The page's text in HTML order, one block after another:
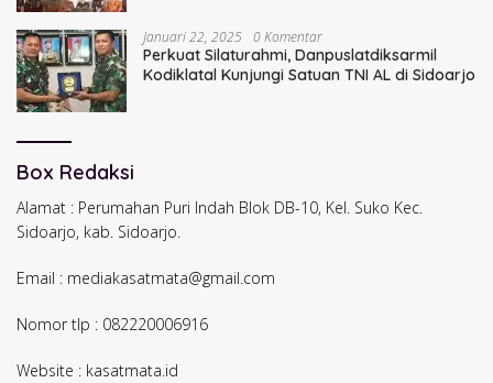
Januari 22, 2025 0 Komentar
Perkuat Silaturahmi, Danpuslatdiksarmil
Kodiklatal Kunjungi Satuan TNI AL di Sidoarjo
Box Redaksi
Alamat : Perumahan Puri Indah Blok DB-10, Kel. Suko Kec.
Sidoarjo, kab. Sidoarjo.
Email : mediakasatmata@gmail.com
Nomor tlp : 082220006916
Website : kasatmata.id